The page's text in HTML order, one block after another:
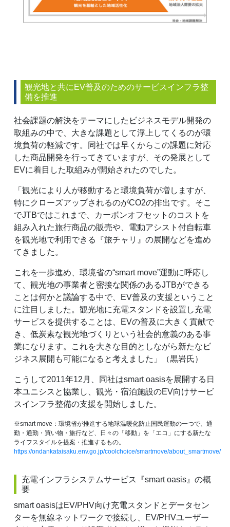
観光地と共にEV普及のためのサービスインフラ整
備を推進
社会課題の解決をテーマにしたビジネスモデル開発の
取組みの中で、大きな課題として浮上してくるのが環
境負荷の軽減です。同社では早くからこの課題に対応
した商品開発を行ってきていますが、その発展として
EVに着目した取組みが開始されたのでした。
「観光により人が移動すると環境負荷が増しますが、
特にクローズアップされるのがCO2の排出です。そこ
でJTBではこれまで、カーボンオフセットのコストを
組み入れた旅行商品の販売や、電動アシスト付自転車
を観光地で利用できる『旅チャリ』の展開などを進め
てきました。
これを一歩進め、環境省の“smart move”運動に呼応し
て、観光地の事業者と密接な関係のあるJTBができる
ことは何かと議論する中で、EV普及の支援ということ
に注目しました。観光地に充電スタンドを設置し充電
サービスを提供することは、EVの普及に大きく貢献で
き、低炭素な観光地づくりという社会的意義のある事
業になります。これを大きな目的としながら新たなビ
ジネス展開も可能になると考えました」（黒岩氏）
こうして2011年12月、同社はsmart oasisを展開する日
本ユニシスと協業し、観光・宿泊施設のEV向けサービ
スインフラ整備の支援を開始しました。
※smart move：環境省が推進する地球温暖化防止国民運動の一つで、通
勤・通勤・買い物・旅行など、日々の「移動」を「エコ」にする新たな
ライフスタイルを提案・推進するもの。
https://ondankataisaku.env.go.jp/coolchoice/smartmove/about_smartmove/
充電インフラシステムサービス『smart oasis』の概
要
smart oasisはEV/PHV向け充電スタンドとデータセン
ターを無線ネットワークで接続し、EV/PHVユーザー